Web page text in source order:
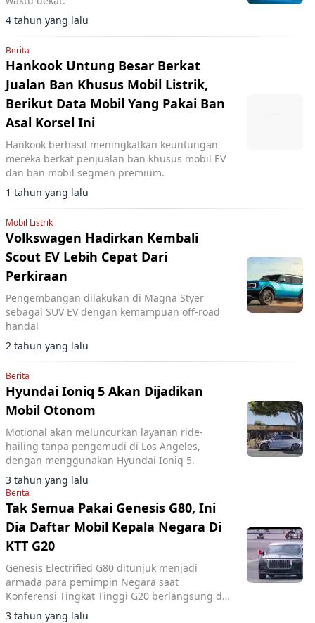
4 tahun yang lalu
Berita
Hankook Untung Besar Berkat
Jualan Ban Khusus Mobil Listrik,
Berikut Data Mobil Yang Pakai Ban
Asal Korsel Ini
Hankook berhasil meningkatkan keuntungan
mereka berkat penjualan ban khusus mobil EV
dan ban mobil segmen premium.
1 tahun yang lalu
Mobil Listrik
Volkswagen Hadirkan Kembali
Scout EV Lebih Cepat Dari
Perkiraan
Pengembangan dilakukan di Magna Styer
sebagai SUV EV dengan kemampuan off-road
handal
2 tahun yang lalu
Berita
Hyundai Ioniq 5 Akan Dijadikan
Mobil Otonom
Motional akan meluncurkan layanan ride-
hailing tanpa pengemudi di Los Angeles,
dengan menggunakan Hyundai Ioniq 5.
3 tahun yang lalu
Berita
Tak Semua Pakai Genesis G80, Ini
Dia Daftar Mobil Kepala Negara Di
KTT G20
Genesis Electrified G80 ditunjuk menjadi
armada para pemimpin Negara saat
Konferensi Tingkat Tinggi G20 berlangsung di
Bali pada 15-16 November 2022.
3 tahun yang lalu